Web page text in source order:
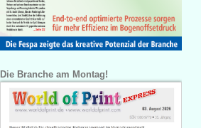
Die Branche am Montag!